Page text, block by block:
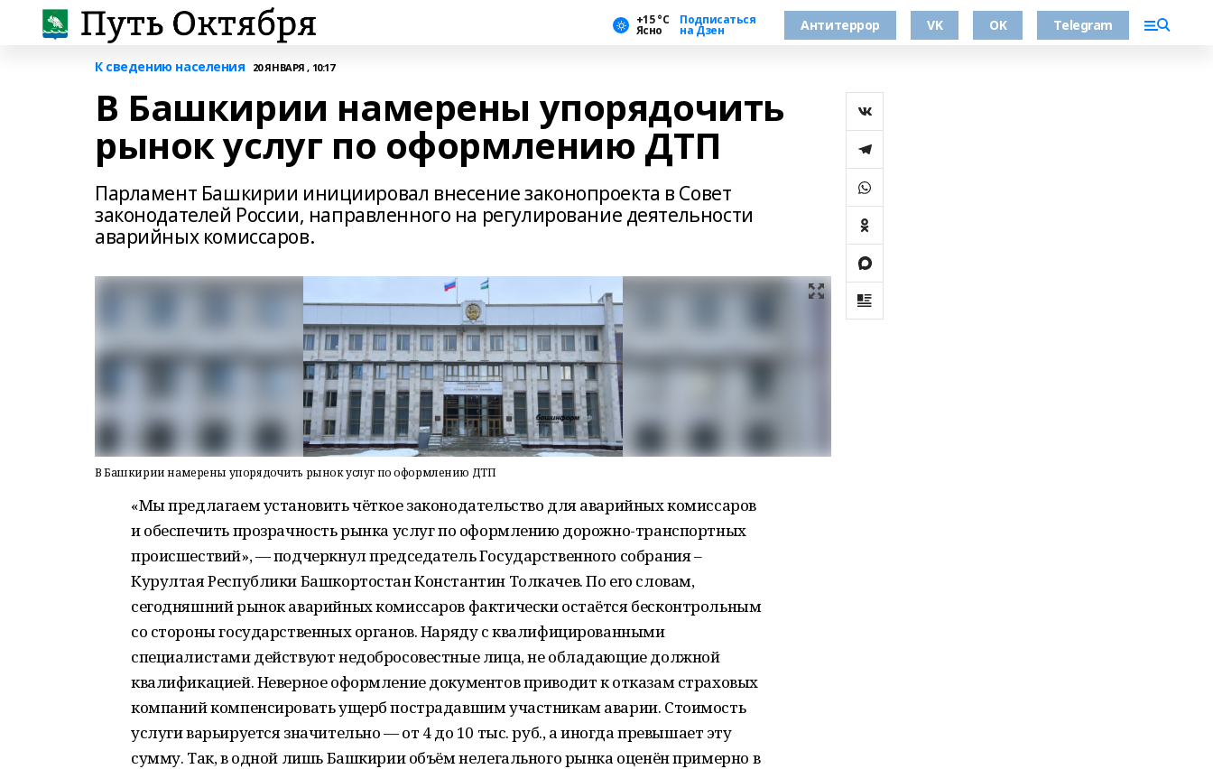
+15 °С
Ясно
Подписаться
на Дзен Антитеррор VK OK Telegram
К сведению населения 20 ЯНВАРЯ , 10:17
В Башкирии намерены упорядочить
рынок услуг по оформлению ДТП
Парламент Башкирии инициировал внесение законопроекта в Совет
законодателей России, направленного на регулирование деятельности
аварийных комиссаров.
В Башкирии намерены упорядочить рынок услуг по оформлению ДТП
«Мы предлагаем установить чёткое законодательство для аварийных комиссаров
и обеспечить прозрачность рынка услуг по оформлению дорожно-транспортных
происшествий», — подчеркнул председатель Государственного собрания –
Курултая Республики Башкортостан Константин Толкачев. По его словам,
сегодняшний рынок аварийных комиссаров фактически остаётся бесконтрольным
со стороны государственных органов. Наряду с квалифицированными
специалистами действуют недобросовестные лица, не обладающие должной
квалификацией. Неверное оформление документов приводит к отказам страховых
компаний компенсировать ущерб пострадавшим участникам аварии. Стоимость
услуги варьируется значительно — от 4 до 10 тыс. руб., а иногда превышает эту
сумму. Так, в одной лишь Башкирии объём нелегального рынка оценён примерно в